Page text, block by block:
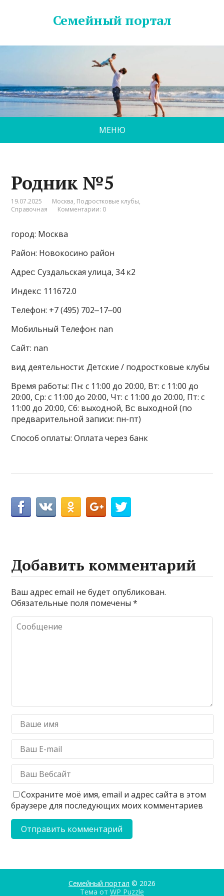
Семейный портал
МЕНЮ
Родник №5
19.07.2025 Москва, Подростковые клубы,
Справочная
Комментарии: 0
город: Москва
Район: Новокосино район
Адрес: Суздальская улица, 34 к2
Индекс: 111672.0
Телефон: +7 (495) 702‒17‒00
Мобильный Телефон: nan
Сайт: nan
вид деятельности: Детские / подростковые клубы
Время работы: Пн: с 11:00 до 20:00, Вт: с 11:00 до
20:00, Ср: с 11:00 до 20:00, Чт: с 11:00 до 20:00, Пт: с
11:00 до 20:00, Сб: выходной, Вс: выходной (по
предварительной записи: пн-пт)
Способ оплаты: Оплата через банк
Добавить комментарий
Ваш адрес email не будет опубликован.
Обязательные поля помечены*
Сохраните моё имя, email и адрес сайта в этом
браузере для последующих моих комментариев
Семейный портал © 2026
Тема от WP Puzzle